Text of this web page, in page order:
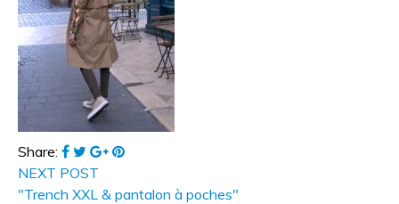
Share:
NEXT POST
"Trench XXL & pantalon à poches"